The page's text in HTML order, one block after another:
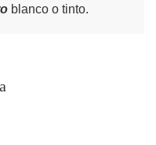
blanco o tinto.